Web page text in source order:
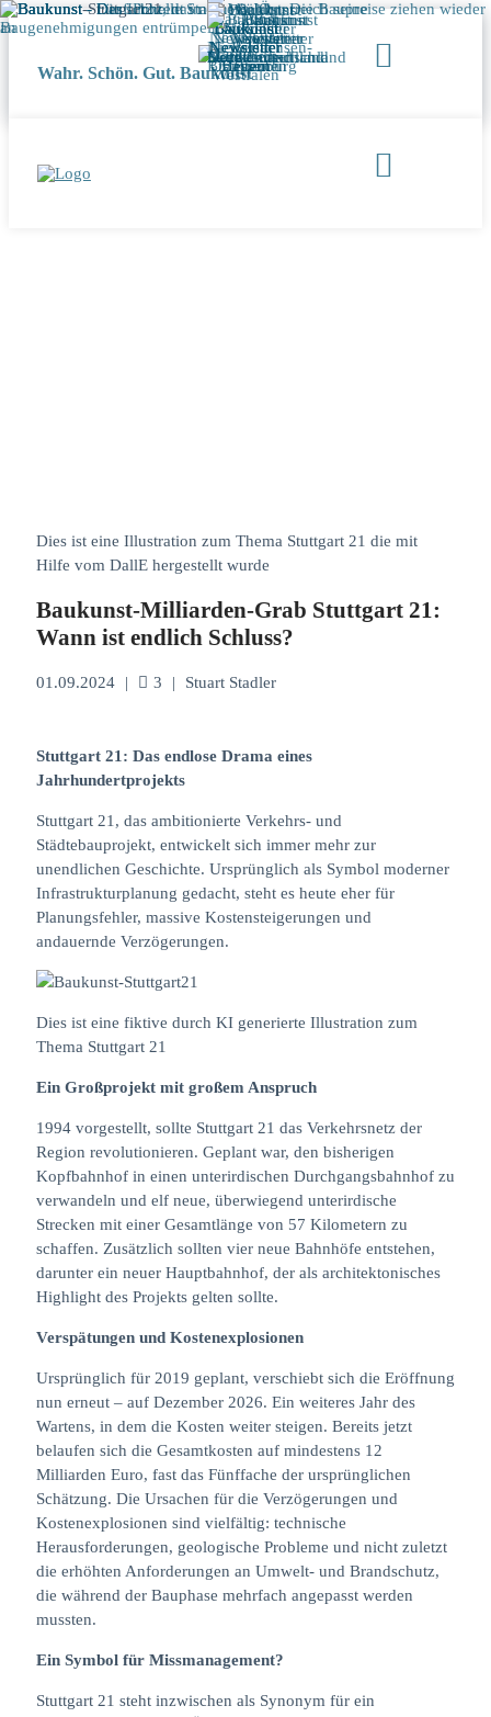
Wahr. Schön. Gut. Baukunst
Dies ist eine Illustration zum Thema Stuttgart 21 die mit
Hilfe vom DallE hergestellt wurde
Baukunst-Milliarden-Grab Stuttgart 21:
Wann ist endlich Schluss?
01.09.2024 | 3 | Stuart Stadler
Stuttgart 21: Das endlose Drama eines
Jahrhundertprojekts
Stuttgart 21, das ambitionierte Verkehrs- und
Städtebauprojekt, entwickelt sich immer mehr zur
unendlichen Geschichte. Ursprünglich als Symbol moderner
Infrastrukturplanung gedacht, steht es heute eher für
Planungsfehler, massive Kostensteigerungen und
andauernde Verzögerungen.
Dies ist eine fiktive durch KI generierte Illustration zum
Thema Stuttgart 21
Ein Großprojekt mit großem Anspruch
1994 vorgestellt, sollte Stuttgart 21 das Verkehrsnetz der
Region revolutionieren. Geplant war, den bisherigen
Kopfbahnhof in einen unterirdischen Durchgangsbahnhof zu
verwandeln und elf neue, überwiegend unterirdische
Strecken mit einer Gesamtlänge von 57 Kilometern zu
schaffen. Zusätzlich sollten vier neue Bahnhöfe entstehen,
darunter ein neuer Hauptbahnhof, der als architektonisches
Highlight des Projekts gelten sollte.
Verspätungen und Kostenexplosionen
Ursprünglich für 2019 geplant, verschiebt sich die Eröffnung
nun erneut – auf Dezember 2026. Ein weiteres Jahr des
Wartens, in dem die Kosten weiter steigen. Bereits jetzt
belaufen sich die Gesamtkosten auf mindestens 12
Milliarden Euro, fast das Fünffache der ursprünglichen
Schätzung. Die Ursachen für die Verzögerungen und
Kostenexplosionen sind vielfältig: technische
Herausforderungen, geologische Probleme und nicht zuletzt
die erhöhten Anforderungen an Umwelt- und Brandschutz,
die während der Bauphase mehrfach angepasst werden
mussten.
Ein Symbol für Missmanagement?
Stuttgart 21 steht inzwischen als Synonym für ein